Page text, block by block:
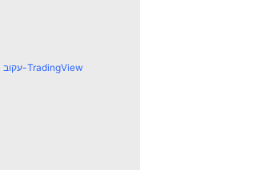
עקוב אחר כל השווקים ב-TradingView